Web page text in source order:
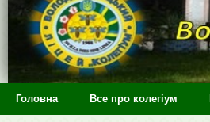
Головна Все про колегіум